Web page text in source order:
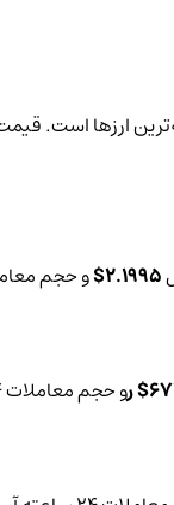
2.1995$ و حجم معاملات 24
ر و حجم معاملات 24 ساعته آن